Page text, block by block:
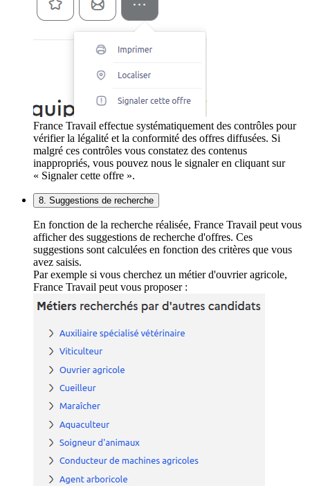
France Travail effectue systématiquement des contrôles pour
vérifier la légalité et la conformité des offres diffusées. Si
malgré ces contrôles vous constatez des contenus
inappropriés, vous pouvez nous le signaler en cliquant sur
« Signaler cette offre ».
8. Suggestions de recherche
En fonction de la recherche réalisée, France Travail peut vous
afficher des suggestions de recherche d'offres. Ces
suggestions sont calculées en fonction des critères que vous
avez saisis.
Par exemple si vous cherchez un métier d'ouvrier agricole,
France Travail peut vous proposer :